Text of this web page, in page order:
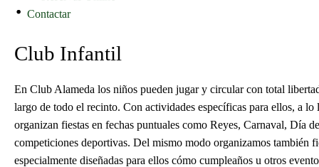
Contactar
Club Infantil
En Club Alameda los niños pueden jugar y circular con total
largo de todo el recinto. Con actividades específicas para ellos, a lo
organizan fiestas en fechas puntuales como Reyes, Carnaval, Día
competiciones deportivas. Del mismo modo organizamos también
especialmente diseñadas para ellos cómo cumpleaños u otros